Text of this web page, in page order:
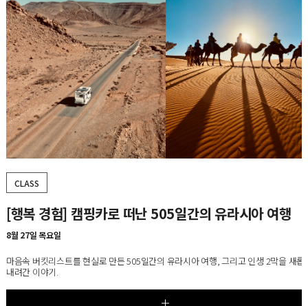
CLASS
[5강] 20세기 가구 마스터피스 100, 시즌5
8월 25일~9월 22일, 매주 화요일
과정을 살펴보는 디자인 교양 클래스